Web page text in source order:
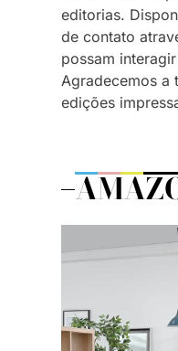
editorias.
de contato
possam
Agradecemos a
edições